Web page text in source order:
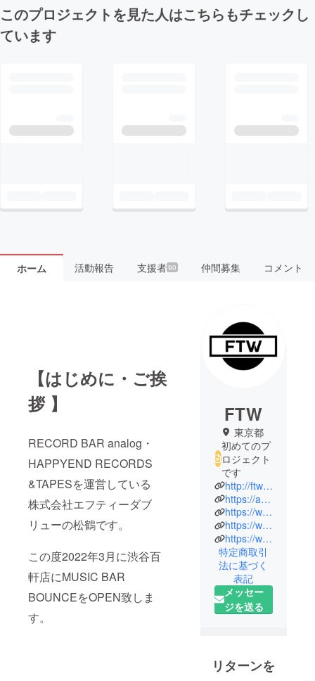
このプロジェクトを見た人はこちらもチェックし
ています
ホーム 活動報告 支援者90 仲間募集 コメント
【はじめに・ご挨
拶 】
RECORD BAR analog・
HAPPYEND RECORDS
&TAPESを運営している
株式会社エフティーダブ
リューの松鶴です。
この度2022年3月に渋谷百
軒店にMUSIC BAR
BOUNCEをOPEN致しま
す。
FTW
東京都
初めてのプ
ロジェクト
です
http://ftwtokyo.com
https://analog-recordbar.com
https://www.happyend-records-tapes.tokyo
https://www.instagram.com/recordbar_analog/
https://www.instagram.com/happyend_records_tapes/
特定商取引
法に基づく
表記
メッセー
ジを送る
リターンを